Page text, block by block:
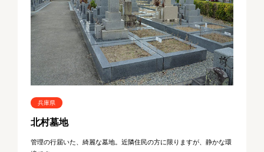
兵庫県
北村墓地
管理の行届いた、綺麗な墓地。近隣住民の方に限りますが、静かな環